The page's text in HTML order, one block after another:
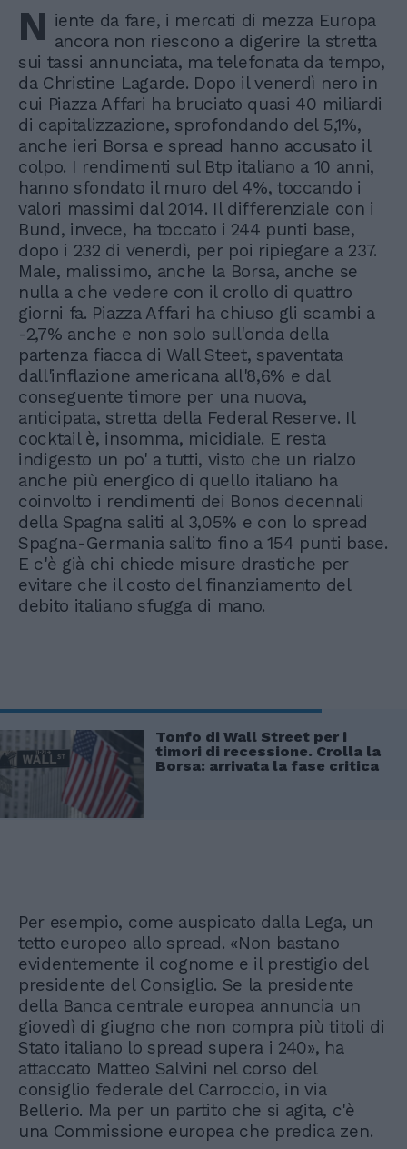
N iente da fare, i mercati di mezza Europa
ancora non riescono a digerire la stretta
sui tassi annunciata, ma telefonata da tempo,
da Christine Lagarde. Dopo il venerdì nero in
cui Piazza Affari ha bruciato quasi 40 miliardi
di capitalizzazione, sprofondando del 5,1%,
anche ieri Borsa e spread hanno accusato il
colpo. I rendimenti sul Btp italiano a 10 anni,
hanno sfondato il muro del 4%, toccando i
valori massimi dal 2014. Il differenziale con i
Bund, invece, ha toccato i 244 punti base,
dopo i 232 di venerdì, per poi ripiegare a 237.
Male, malissimo, anche la Borsa, anche se
nulla a che vedere con il crollo di quattro
giorni fa. Piazza Affari ha chiuso gli scambi a
-2,7% anche e non solo sull'onda della
partenza fiacca di Wall Steet, spaventata
dall'inflazione americana all'8,6% e dal
conseguente timore per una nuova,
anticipata, stretta della Federal Reserve. Il
cocktail è, insomma, micidiale. E resta
indigesto un po' a tutti, visto che un rialzo
anche più energico di quello italiano ha
coinvolto i rendimenti dei Bonos decennali
della Spagna saliti al 3,05% e con lo spread
Spagna-Germania salito fino a 154 punti base.
E c'è già chi chiede misure drastiche per
evitare che il costo del finanziamento del
debito italiano sfugga di mano.
Tonfo di Wall Street per i
timori di recessione. Crolla la
Borsa: arrivata la fase critica
Per esempio, come auspicato dalla Lega, un
tetto europeo allo spread. «Non bastano
evidentemente il cognome e il prestigio del
presidente del Consiglio. Se la presidente
della Banca centrale europea annuncia un
giovedì di giugno che non compra più titoli di
Stato italiano lo spread supera i 240», ha
attaccato Matteo Salvini nel corso del
consiglio federale del Carroccio, in via
Bellerio. Ma per un partito che si agita, c'è
una Commissione europea che predica zen.